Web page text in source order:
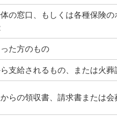
の窓口、もしくは各種保険
た方のもの
支給されるもの、または火
らの領収書、請求書または会